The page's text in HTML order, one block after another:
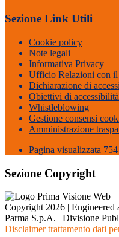
Sezione Link Utili
Cookie policy
Note legali
Informativa Privacy
Ufficio Relazioni con
Dichiarazione di
Obiettivi di accessibilità
Whistleblowing
Gestione consensi
Amministrazione
Pagina visualizzata 754
Sezione Copyright
Copyright 2026 | Engineered
Parma S.p.A. | Divisione
Disclaimer trattamento dati